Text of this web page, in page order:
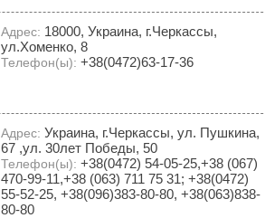
Адрес: 18000, Украина, г.Черкассы,
ул.Хоменко, 8
Телефон(ы): +38(0472)63-17-36
Адрес: Украина, г.Черкассы, ул. Пушкина,
67 ,ул. 30лет Победы, 50
Телефон(ы): +38(0472) 54-05-25,+38 (067)
470-99-11,+38 (063) 711 75 31; +38(0472)
55-52-25, +38(096)383-80-80, +38(063)838-
80-80